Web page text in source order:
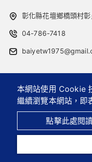
本網站使用 Cookie
繼續瀏覽本網站，即
點擊此處閱
彰化縣花壇鄉橋頭村
04-786-7418
辦公家具五金供應商 客
台灣 OEM ODM 家具零件
電話